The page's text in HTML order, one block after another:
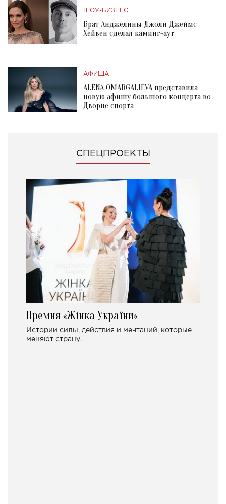
ШОУ-БИЗНЕС
Брат Анджелины Джоли Джеймс
Хейвен сделал каминг-аут
АФИША
ALENA OMARGALIEVA представила
новую афишу большого концерта во
Дворце спорта
СПЕЦПРОЕКТЫ
Премия «Жінка України»
Истории силы, действия и мечтаний, которые
меняют страну.